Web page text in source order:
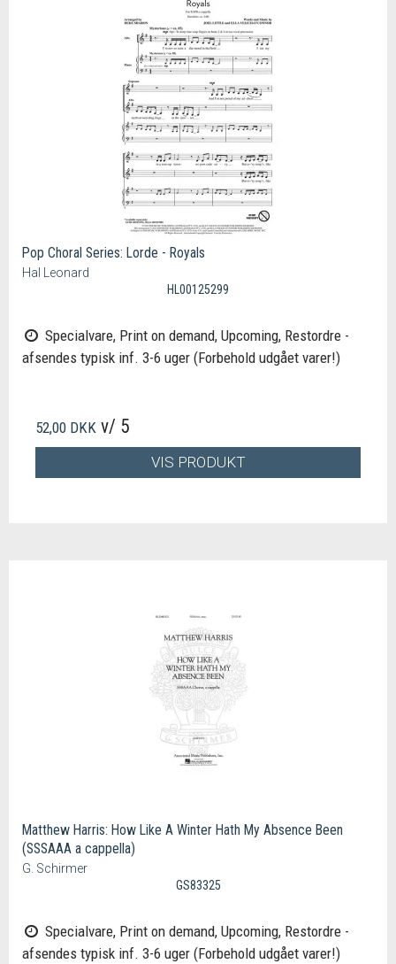
Pop Choral Series: Lorde - Royals
Hal Leonard
HL00125299
Specialvare, Print on demand, Upcoming, Restordre -
afsendes typisk inf. 3-6 uger (Forbehold udgået varer!)
52,00 DKK v/ 5
VIS PRODUKT
Matthew Harris: How Like A Winter Hath My Absence Been
(SSSAAA a cappella)
G. Schirmer
GS83325
Specialvare, Print on demand, Upcoming, Restordre -
afsendes typisk inf. 3-6 uger (Forbehold udgået varer!)